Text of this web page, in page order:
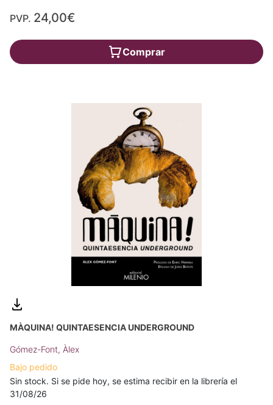
PVP. 24,00€
Comprar
MÀQUINA! QUINTAESENCIA UNDERGROUND
Gómez-Font, Àlex
Bajo pedido
Sin stock. Si se pide hoy, se estima recibir en la librería el
31/08/26